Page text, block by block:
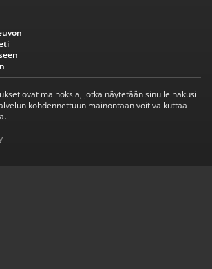
ovat mainoksia, jotka näytetään sinulle hakusi
kohdennettuun mainontaan voit vaikuttaa